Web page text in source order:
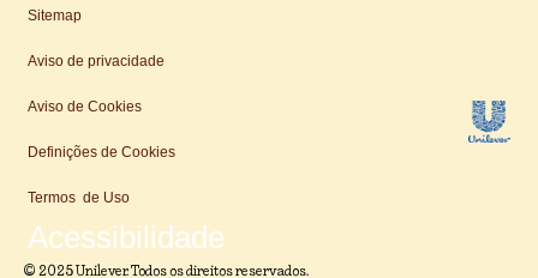
© 2025 Unilever. Todos os direitos reservados.
Sitemap
Aviso de privacidade
Aviso de Cookies
Definições de Cookies
Termos de Uso
Acessibilidade